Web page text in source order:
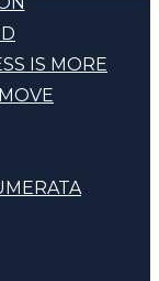
IS MORE